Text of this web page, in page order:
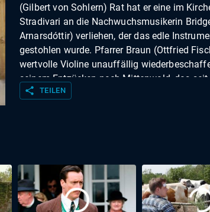
(Gilbert von Sohlern) Rat hat er eine im
Stradivari an die Nachwuchsmusikerin
Arnarsdóttir) verliehen, der das edle
gestohlen wurde. Pfarrer Braun (Ottfried
wertvolle Violine unauffällig
seinem Entzücken nach Mittenwald, das
seine Geigenbauer berühmt ist. Auch
Londoner Symphoniker annehmen und mit
übersiedeln. Dazu kommt es nicht mehr,
Violinenvirtuosin wird erwürgt, mit einer
kostbaren Geige fehlt nach wie vor jede
share TEILEN